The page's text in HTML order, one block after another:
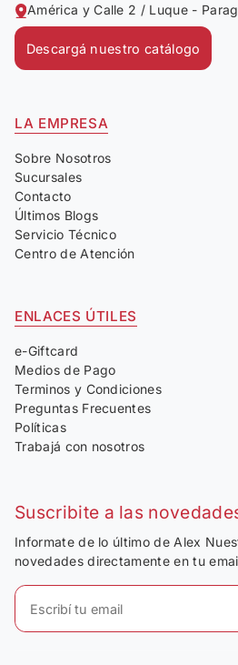
América y Calle 2 / Luque -
Descargá nuestro catálogo
LA EMPRESA
Sobre Nosotros
Sucursales
Contacto
Últimos Blogs
Servicio Técnico
Centro de Atención
ENLACES ÚTILES
e-Giftcard
Medios de Pago
Terminos y Condiciones
Preguntas Frecuentes
Políticas
Trabajá con nosotros
Suscribite a las
Informate de lo último de Alex
novedades directamente en tu